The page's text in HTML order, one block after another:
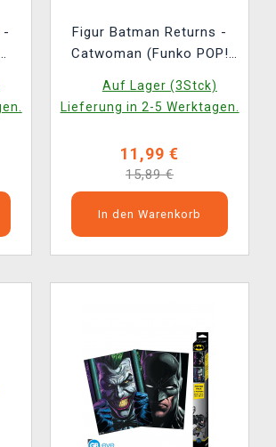
-
Figur Batman Returns -
Catwoman (Funko POP!
Auf Lager (3Stck)
Lieferung in 2-5 Werktagen.
11,99 €
15,89 €
In den Warenkorb